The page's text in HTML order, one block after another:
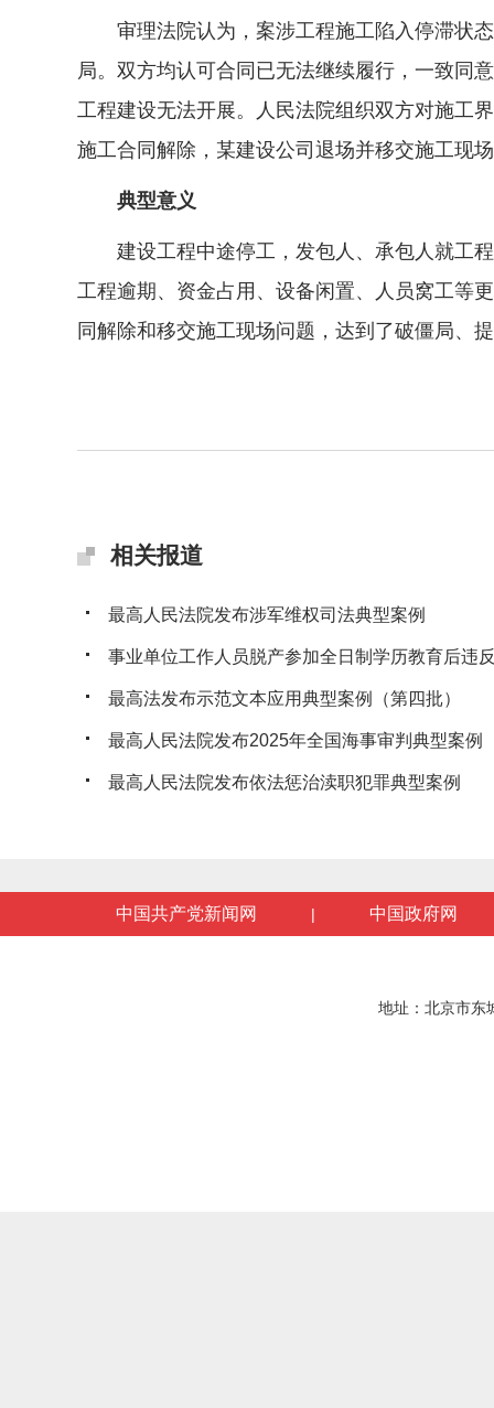
审理法院认为，案涉工程施工陷入停滞状态
局。双方均认可合同已无法继续履行，一致同
工程建设无法开展。人民法院组织双方对施工
施工合同解除，某建设公司退场并移交施工现
典型意义
建设工程中途停工，发包人、承包人就工程
工程逾期、资金占用、设备闲置、人员窝工等
同解除和移交施工现场问题，达到了破僵局、
相关报道
最高人民法院发布涉军维权司法典型案例
事业单位工作人员脱产参加全日制学历教育后违
最高法发布示范文本应用典型案例（第四批）
最高人民法院发布2025年全国海事审判典型案例
最高人民法院发布依法惩治渎职犯罪典型案例
中国共产党新闻网 | 中国政府网
地址：北京市东